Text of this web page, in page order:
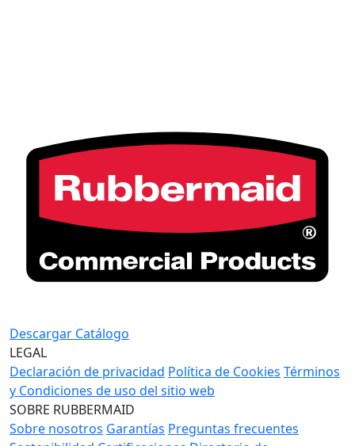
Descargar Catálogo
LEGAL
Declaración de privacidad Política de Cookies Términos
y Condiciones de uso del sitio web
SOBRE RUBBERMAID
Sobre nosotros Garantías Preguntas frecuentes